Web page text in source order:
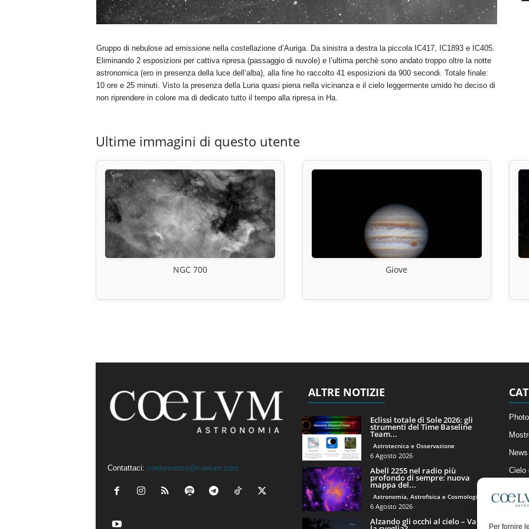
Per fornire
Gruppo di nebulose ad emissione nella costellazione d’Auriga. Da sinistra a destra la piccola IC417, IC1893 e IC405.
Eliminando 2 esposizioni per cattiva ripresa (passaggio di nuvole) e l’ultima perchè sono andato troppo oltre la notte
astronomica (ero in presenza della luce dell’alba), alla fine ho raccolto 41 esposizioni da 900 secondi. Totale finale:
10 ore e 25 minuti. Visto la presenza della Luna quasi piena nella vicinanza e il cielo leggermente umido ho deciso di
non riprendere in colore ma di dedicato tutto il tempo alla ripresa in Ha.
Ultime immagini di questo utente
NGC 700 Giove
Contattaci: coelumastro@coelum.com
ALTRE NOTIZIE
Eclissi totale di Sole 2026: gli
strumenti del Time Baseline
Team...
Astrotecnica e Osservazione
6 Agosto 2026
Abell 2255 nel radio più
profondo di sempre: nuova
mappa del...
Astronomia, Astrofisica e Cosmologia
6 Agosto 2026
Alzando gli occhi al cielo – Vale
Cielo
Il